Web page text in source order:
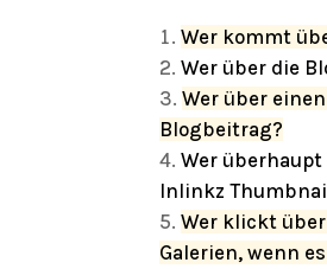
Wer kommt
Wer über die
Wer über
Blogbeitrag?
Wer
Inlinkz
Wer klickt über
Galerien, wenn